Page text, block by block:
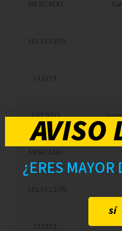
MERCADO
SELECCIÓN
CUOTA
EVENTO
MERCADO
SELECCIÓN
CUOTA
AVISO
¿ERES MAYOR
SÍ